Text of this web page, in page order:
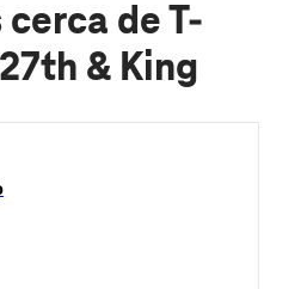
de T-
& King